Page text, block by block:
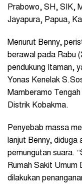
Prabowo, SH, SIK,
Jayapura, Papua,
Menurut Benny,
berawal pada Rabu
pendukung Itaman,
Yonas Kenelak
Mamberamo
Distrik Kobakma.
Penyebab massa
lanjut Benny, diduga
pemungutan suara.
Rumah Sakit Umum
dilakukan